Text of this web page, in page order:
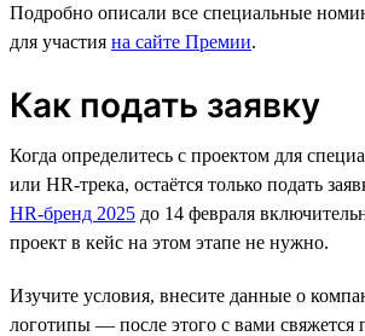
Подробно описали все специальные
для участия на сайте Премии.
Как подать заявку
Когда определитесь с проектом для
или HR-трека, остаётся только подать
HR-бренд 2025 до 14 февраля
проект в кейс на этом этапе не нужно.
Изучите условия, внесите данные о
логотипы — после этого с вами свяжется